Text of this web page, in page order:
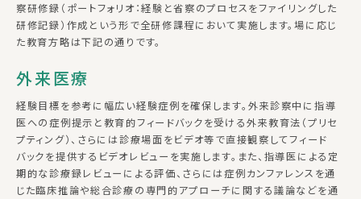
察研修録（ポートフォリオ：経験と省察のプロセスをファイリングした
研修記録）作成という形で全研修課程において実施します。場に応じ
た教育方略は下記の通りです。
外来医療
経験目標を参考に幅広い経験症例を確保します。外来診察中に指導
医への症例提示と教育的フィードバックを受ける外来教育法（プリセ
プティング）、さらには診療場面をビデオ等で直接観察してフィード
バックを提供するビデオレビューを実施します。また、指導医による定
期的な診療録レビューによる評価、さらには症例カンファレンスを通
じた臨床推論や総合診療の専門的アプローチに関する議論などを通